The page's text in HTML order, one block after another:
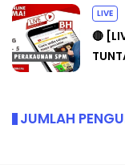
LIVE
🔴
JUMLAH